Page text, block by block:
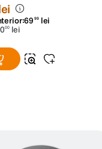
69 99 lei
00 lei